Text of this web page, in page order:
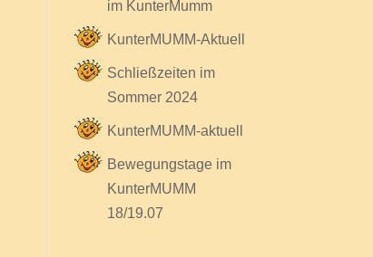
im KunterMumm
KunterMUMM-Aktuell
Schließzeiten im
Sommer 2024
KunterMUMM-aktuell
Bewegungstage im
KunterMUMM
18/19.07